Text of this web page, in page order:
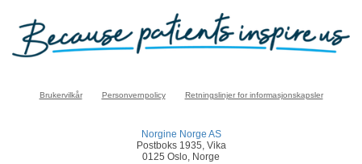
Brukervilkår Personvernpolicy Retningslinjer for informasjonskapsler
Norgine Norge AS
Postboks 1935, Vika
0125 Oslo, Norge